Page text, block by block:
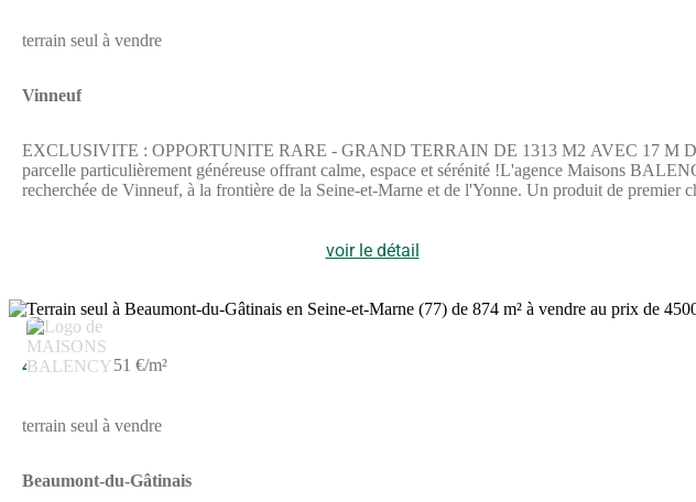
terrain seul à vendre
Vinneuf
EXCLUSIVITE : OPPORTUNITE RARE - GRAND TERRAIN DE 1313 M2 AVEC 17 M
parcelle particulièrement généreuse offrant calme, espace et sérénité !L'agence Maisons
recherchée de Vinneuf, à la frontière de la Seine-et-Marne et de l'Yonne. Un produit de
de vie sans vis-à-vis.Belle façade de 18 mètres linéaires : Une largeur de façade idéale qui
lumineuse, spacieuse et parfaitement intégrée à son environnement.Cadre privilégié : Situé
idéal entre nature et commodités :Vinneuf est une commune dynamique et accueillante, offrant
seulement quelques minutes, profitez de toutes les commodités de la ville de Montereau-Fault-
Mobilité : Accès rapide aux axes routiers majeurs du secteur (notamment l'autoroute A5). Les
voir le détail
45 000 €51 €/m²
terrain seul à vendre
Beaumont-du-Gâtinais